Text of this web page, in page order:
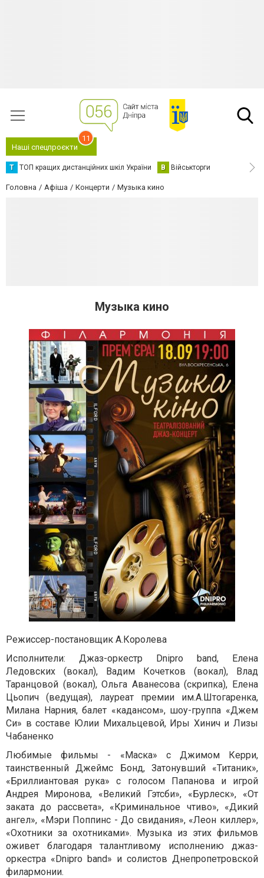
Наші спецпроєкти
11
Т ТОП кращих дистанційних шкіл України В Військторги
Головна Афіша Концерти Музыка кино
Музыка кино
Режиссер-постановщик А.Королева
Исполнители: Джаз-оркестр Dnipro band, Елена
Ледовских (вокал), Вадим Кочетков (вокал), Влад
Таранцовой (вокал), Ольга Аванесова (скрипка), Елена
Цьопич (ведущая), лауреат премии им.А.Штогаренка,
Милана Нарния, балет «кадансом», шоу-группа «Джем
Си» в составе Юлии Михальцевой, Иры Хинич и Лизы
Чабаненко
Любимые фильмы - «Маска» с Джимом Керри,
таинственный Джеймс Бонд, Затонувший «Титаник»,
«Бриллиантовая рука» с голосом Папанова и игрой
Андрея Миронова, «Великий Гэтсби», «Бурлеск», «От
заката до рассвета», «Криминальное чтиво», «Дикий
ангел», «Мэри Поппинс - До свидания», «Леон киллер»,
«Охотники за охотниками». Музыка из этих фильмов
оживет благодаря талантливому исполнению джаз-
оркестра «Dnipro band» и солистов Днепропетровской
филармонии.